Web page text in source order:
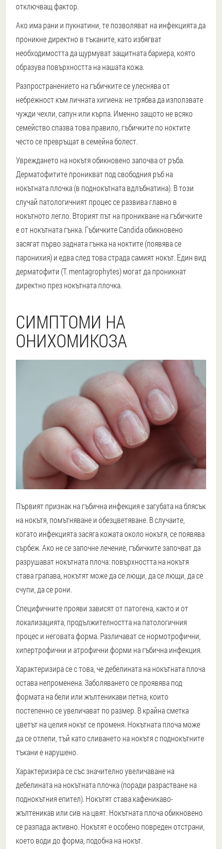
отключващ фактор.
Ако има рани и пукнатини, те позволяват на инфекцията да
проникне директно в тъканите, като избягват
необходимостта да щурмуват защитната бариера, която
образува повърхността на нашата кожа.
Разпространението на гъбичките се улеснява от
небрежност към личната хигиена: не трябва да използвате
чужди чехли, сапун или кърпа. Именно защото не всяко
семейство спазва това правило, гъбичките по ноктите
често се превръщат в семейна болест.
Увреждането на нокътя обикновено започва от ръба.
Дерматофитите проникват под свободния ръб на
нокътната плочка (в поднокътната вдлъбнатина). В този
случай патологичният процес се развива главно в
нокътното легло. Вторият път на проникване на гъбичките
е от нокътната гънка. Гъбичките Candida обикновено
засягат първо задната гънка на ноктите (появява се
паронихия) и едва след това страда самият нокът. Един вид
дерматофити (T. mentagrophytes) могат да проникнат
директно през нокътната плочка.
СИМПТОМИ НА
ОНИХОМИКОЗА
Първият признак на гъбична инфекция е загубата на блясък
на нокътя, помътняване и обезцветяване. В случаите,
когато инфекцията засяга кожата около нокътя, се появява
сърбеж. Ако не се започне лечение, гъбичките започват да
разрушават нокътната плоча: повърхността на нокътя
става грапава, нокътят може да се лющи, да се лющи, да се
счупи, да се рони.
Специфичните прояви зависят от патогена, както и от
локализацията, продължителността на патологичния
процес и неговата форма. Различават се нормотрофични,
хипертрофични и атрофични форми на гъбична инфекция.
Характеризира се с това, че дебелината на нокътната плоча
остава непроменена. Заболяването се проявява под
формата на бели или жълтеникави петна, които
постепенно се увеличават по размер. В крайна сметка
цветът на целия нокът се променя. Нокътната плоча може
да се отлепи, тъй като сливането на нокътя с поднокътните
тъкани е нарушено.
Характеризира се със значително увеличаване на
дебелината на нокътната плочка (поради разрастване на
поднокътния епител). Нокътят става кафеникаво-
жълтеникав или сив на цвят. Нокътната плоча обикновено
се разпада активно. Нокътят е особено повреден отстрани,
което води до форма, подобна на нокът.